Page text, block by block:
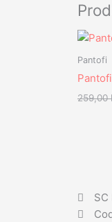
Pantofi
259,00